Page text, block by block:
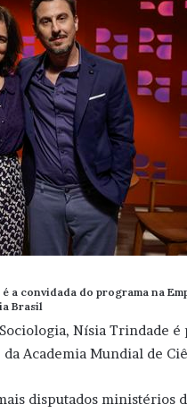
a convidada do programa na
Brasil
Nísia Trindade
Academia Mundial de
disputados ministérios